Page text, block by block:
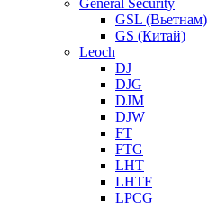
General Security
GSL (Вьетнам)
GS (Китай)
Leoch
DJ
DJG
DJM
DJW
FT
FTG
LHT
LHTF
LPCG